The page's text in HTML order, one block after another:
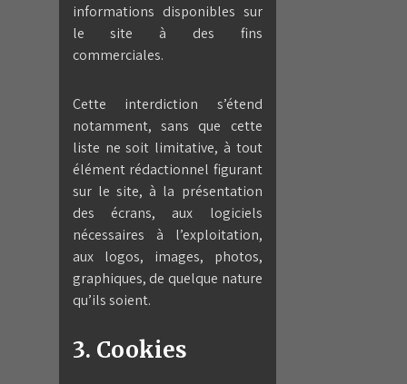
informations disponibles sur
le site à des fins
commerciales.
Cette interdiction s’étend
notamment, sans que cette
liste ne soit limitative, à tout
élément rédactionnel figurant
sur le site, à la présentation
des écrans, aux logiciels
nécessaires à l’exploitation,
aux logos, images, photos,
graphiques, de quelque nature
qu’ils soient.
3. Cookies